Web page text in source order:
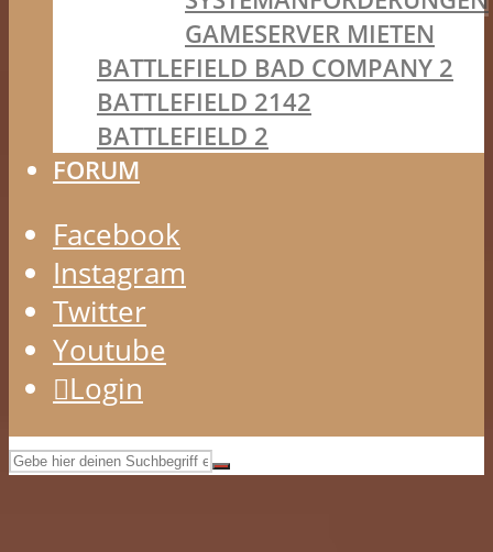
GAMESERVER MIETEN
BATTLEFIELD BAD COMPANY 2
BATTLEFIELD 2142
BATTLEFIELD 2
FORUM
Facebook
Instagram
Twitter
Youtube
Login